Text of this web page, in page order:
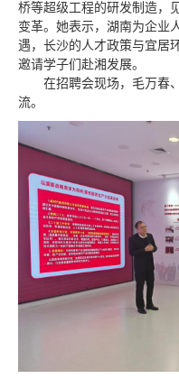
桥等超级工程的研发制造，
变革。她表示，湖南为企业
遇，长沙的人才政策与宜居
邀请学子们赴湘发展。
在招聘会现场，毛万春
流。